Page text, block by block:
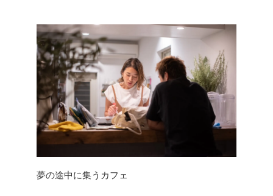
夢の途中に集うカフェ